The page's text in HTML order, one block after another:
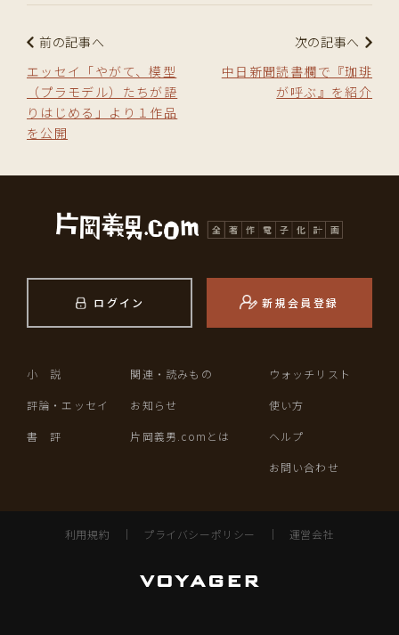
前の記事へ
エッセイ「やがて、模型
（プラモデル）たちが語
りはじめる」より１作品
を公開
次の記事へ
中日新聞読書欄で『珈琲
が呼ぶ』を紹介
ログイン 新規会員登録
小 説
評論・エッセイ
書 評
関連・読みもの
お知らせ
片岡義男.comとは
ウォッチリスト
使い方
ヘルプ
お問い合わせ
利用規約 ｜ プライバシーポリシー ｜ 運営会社